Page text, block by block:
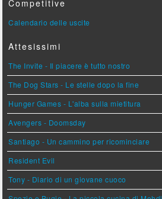
Competitive
Calendario delle uscite
Attesissimi
The Invite - Il piacere è tutto nostro
The Dog Stars - Le stelle dopo la fine
Hunger Games - L'alba sulla mietitura
Avengers - Doomsday
Santiago - Un cammino per ricominciare
Resident Evil
Tony - Diario di un giovane cuoco